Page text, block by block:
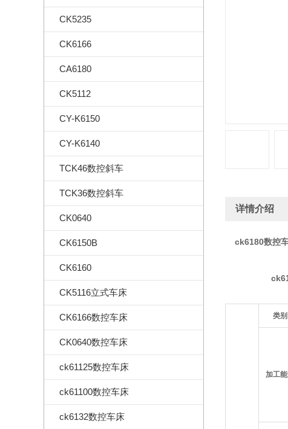
CK5235
CK6166
CA6180
CK5112
CY-K6150
CY-K6140
TCK46数控斜车
TCK36数控斜车
CK0640
CK6150B
CK6160
CK5116立式车床
CK6166数控车床
CK0640数控车床
ck61125数控车床
ck61100数控车床
ck6132数控车床
详情介绍
ck6180数控
类别
加工